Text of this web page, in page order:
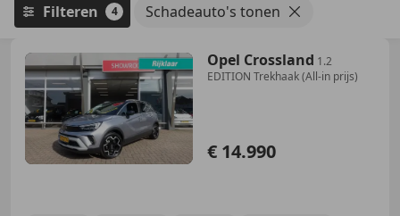
Filteren 4 Schadeauto's tonen
Opel Crossland 1.2
EDITION Trekhaak (All-in prijs)
€ 14.990